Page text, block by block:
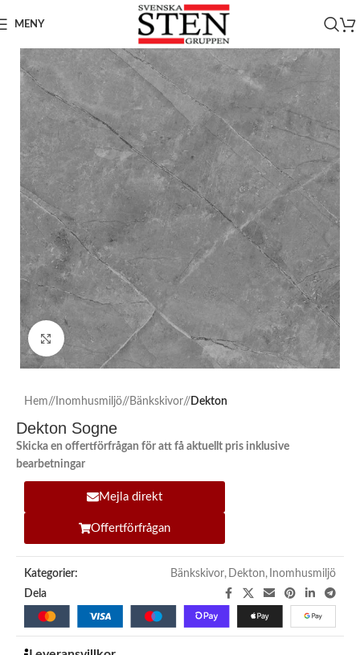
MENY
Click to enlarge
Hem/ Inomhusmiljö/ Bänkskivor/ Dekton
Dekton Sogne
Skicka en offertförfrågan för att få aktuellt pris inklusive
bearbetningar
Mejla direkt
Offertförfrågan
Kategorier: Bänkskivor, Dekton, Inomhusmiljö
Dela